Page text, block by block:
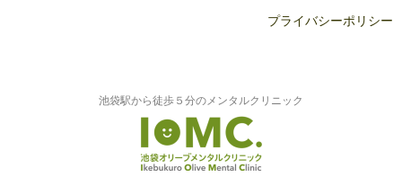
プライバシーポリシー
池袋駅から徒歩５分のメンタルクリニック